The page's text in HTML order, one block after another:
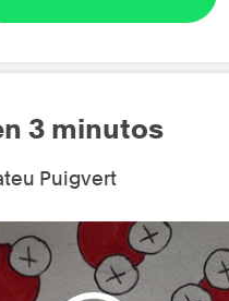
3 minutos
Puigvert